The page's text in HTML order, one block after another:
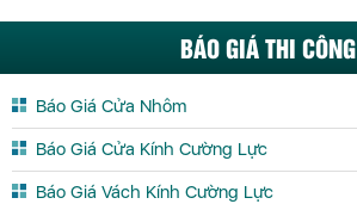
BÁO GIÁ THI CÔNG
Báo Giá Cửa Nhôm
Báo Giá Cửa Kính Cường Lực
Báo Giá Vách Kính Cường Lực